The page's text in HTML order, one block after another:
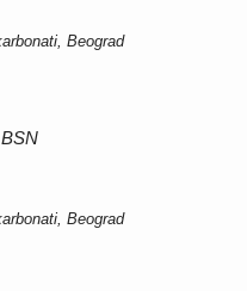
Beograd
Beograd